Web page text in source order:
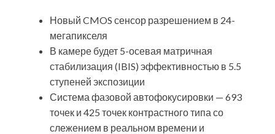
Новый CMOS сенсор разрешением в 24-
мегапикселя
В камере будет 5-осевая матричная
стабилизация (IBIS) эффективностью в 5.5
ступеней экспозиции
Система фазовой автофокусировки — 693
точек и 425 точек контрастного типа со
слежением в реальном времени и